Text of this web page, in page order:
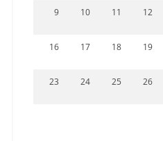
9 10 11 12
16 17 18 19
23 24 25 26